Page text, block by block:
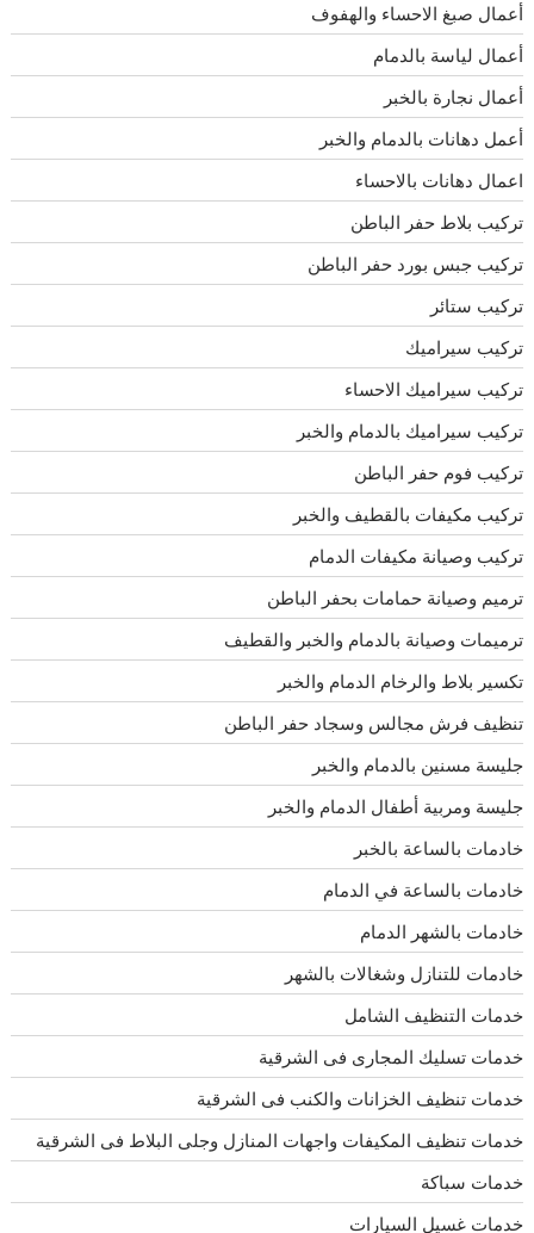
أعمال صبغ الاحساء والهفوف
أعمال لياسة بالدمام
أعمال نجارة بالخبر
أعمل دهانات بالدمام والخبر
اعمال دهانات بالاحساء
تركيب بلاط حفر الباطن
تركيب جبس بورد حفر الباطن
تركيب ستائر
تركيب سيراميك
تركيب سيراميك الاحساء
تركيب سيراميك بالدمام والخبر
تركيب فوم حفر الباطن
تركيب مكيفات بالقطيف والخبر
تركيب وصيانة مكيفات الدمام
ترميم وصيانة حمامات بحفر الباطن
ترميمات وصيانة بالدمام والخبر والقطيف
تكسير بلاط والرخام الدمام والخبر
تنظيف فرش مجالس وسجاد حفر الباطن
جليسة مسنين بالدمام والخبر
جليسة ومربية أطفال الدمام والخبر
خادمات بالساعة بالخبر
خادمات بالساعة في الدمام
خادمات بالشهر الدمام
خادمات للتنازل وشغالات بالشهر
خدمات التنظيف الشامل
خدمات تسليك المجارى فى الشرقية
خدمات تنظيف الخزانات والكنب فى الشرقية
خدمات تنظيف المكيفات واجهات المنازل وجلى البلاط فى الشرقية
خدمات سباكة
خدمات غسيل السيارات